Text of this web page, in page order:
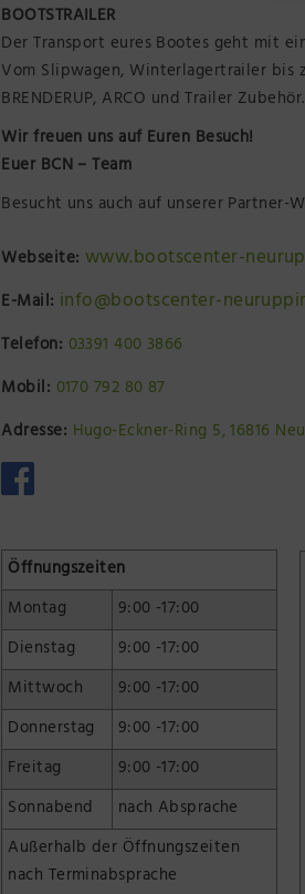
BOOTSTRAILER
Der Transport eures Bootes geht mit
Vom Slipwagen, Winterlagertrailer bis
BRENDERUP, ARCO und Trailer Zubehör.
Wir freuen uns auf Euren Besuch!
Euer BCN – Team
Besucht uns auch auf unserer Partner-
Webseite: www.bootscenter-
E-Mail: info@bootscenter-
Telefon: 03391 400 3866
Mobil: 0170 792 80 87
Adresse: Hugo-Eckner-Ring 5, 16816
Öffnungszeiten
Montag
9:00 -17:00
Dienstag
9:00 -17:00
Mittwoch
9:00 -17:00
Donnerstag
9:00 -17:00
Freitag
9:00 -17:00
Sonnabend
nach Absprache
Außerhalb der Öffnungszeiten
nach Terminabsprache